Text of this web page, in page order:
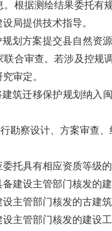
根据测绘结果委托有
局提供技术指导。
方案提交县自然资源
合审查。若涉及控规
审定。
迁移保护规划纳入闽
察设计、方案审查、
具有相应资质等级的
设主管部门核发的建
管部门核发的古建筑
管部门核发的建设工